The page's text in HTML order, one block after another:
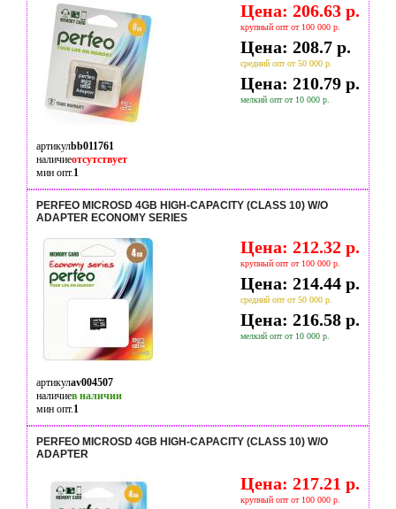
Цена: 206.63 р.
крупный опт от 100 000 р.
Цена: 208.7 р.
средний опт от 50 000 р.
Цена: 210.79 р.
мелкий опт от 10 000 р.
артикулbb011761
наличиеотсутствует
мин опт.1
PERFEO MICROSD 4GB HIGH-CAPACITY (CLASS 10) W/O
ADAPTER ECONOMY SERIES
Цена: 212.32 р.
крупный опт от 100 000 р.
Цена: 214.44 р.
средний опт от 50 000 р.
Цена: 216.58 р.
мелкий опт от 10 000 р.
артикулav004507
наличиев наличии
мин опт.1
PERFEO MICROSD 4GB HIGH-CAPACITY (CLASS 10) W/O
ADAPTER
Цена: 217.21 р.
крупный опт от 100 000 р.